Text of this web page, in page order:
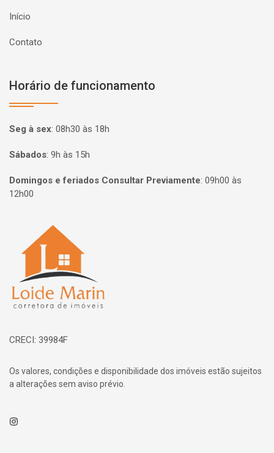
Início
Contato
Horário de funcionamento
Seg à sex: 08h30 às 18h
Sábados: 9h às 15h
Domingos e feriados Consultar Previamente: 09h00 às
12h00
Página inicial
CRECI: 39984F
Os valores, condições e disponibilidade dos imóveis estão sujeitos
a alterações sem aviso prévio.
Instagram